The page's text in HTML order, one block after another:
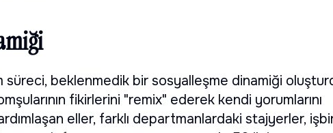
süreci, beklenmedik bir sosyalleşme dinamiği
fikirlerini "remix" ederek kendi yorumlarını
eller, farklı departmanlardaki stajyerler,